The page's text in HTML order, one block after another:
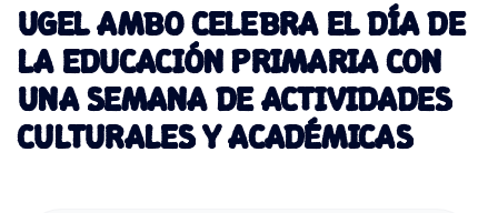
UGEL AMBO CELEBRA EL DÍA DE
LA EDUCACIÓN PRIMARIA CON
UNA SEMANA DE ACTIVIDADES
CULTURALES Y ACADÉMICAS